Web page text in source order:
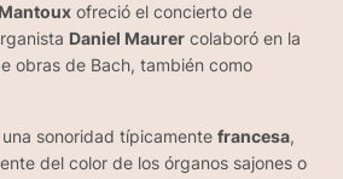
ofreció el concierto de
Daniel Maurer colaboró en la
obras de Bach, también como
sonoridad típicamente francesa,
del color de los órganos sajones o